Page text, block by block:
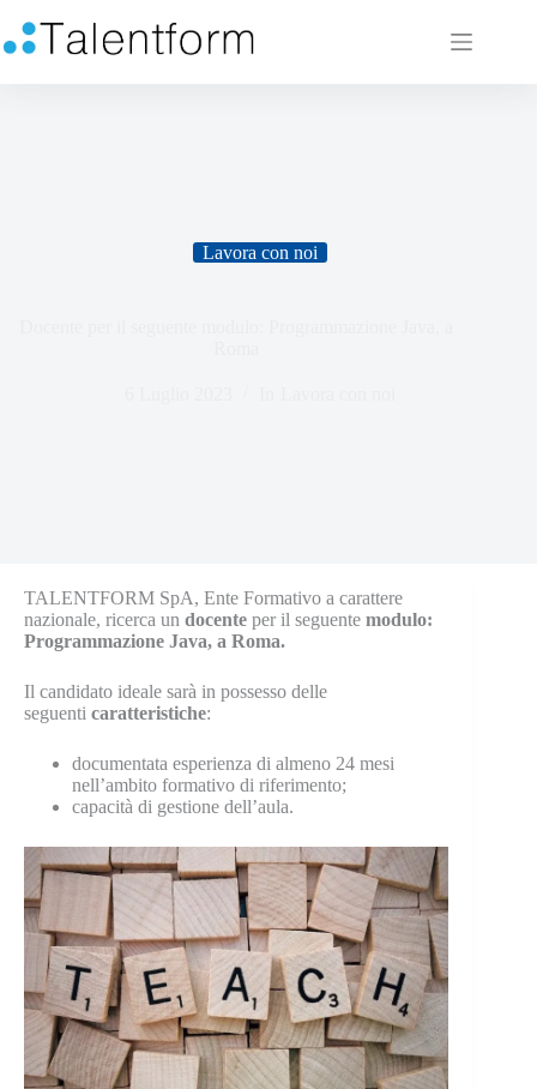
Lavora con noi
TALENTFORM SpA, Ente Formativo a carattere
nazionale, ricerca un docente per il seguente modulo:
Programmazione Java, a Roma.
Il candidato ideale sarà in possesso delle
seguenti caratteristiche:
documentata esperienza di almeno 24 mesi
nell’ambito formativo di riferimento;
capacità di gestione dell’aula.